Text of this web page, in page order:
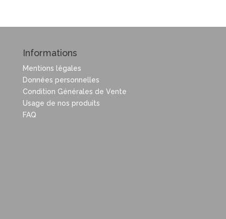
Informations
Mentions légales
Données personnelles
Condition Générales de Vente
Usage de nos produits
FAQ